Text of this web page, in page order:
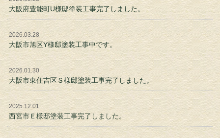
大阪府豊能町U様邸塗装工事完了しました。
2026.03.28
大阪市旭区Y様邸塗装工事中です。
2026.01.30
大阪市東住吉区Ｓ様邸塗装工事完了しました。
2025.12.01
西宮市Ｅ様邸塗装工事完了しました。